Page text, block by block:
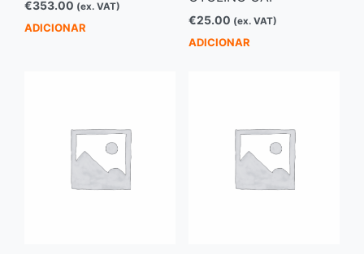
€353.00 (ex. VAT)
ADICIONAR
€25.00 (ex. VAT)
ADICIONAR